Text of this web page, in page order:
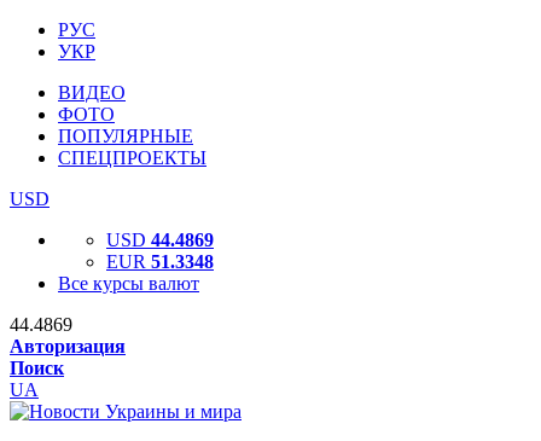
РУС
УКР
ВИДЕО
ФОТО
ПОПУЛЯРНЫЕ
СПЕЦПРОЕКТЫ
USD
USD 44.4869
EUR 51.3348
Все курсы валют
44.4869
Авторизация
Поиск
UA